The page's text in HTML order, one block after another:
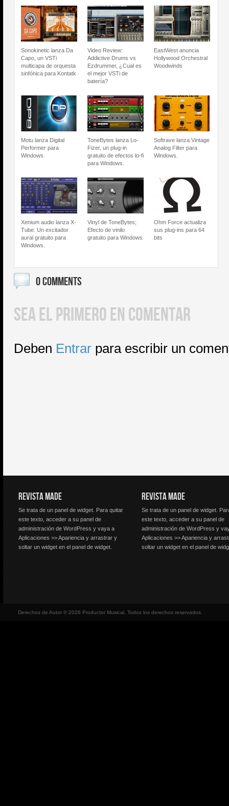
Sonokinetic lanza Da
Capo, un VSTi
multicapa de orquesta
sinfónica para Kontatk
Video Review:
Addictive Drums vs
Ezdrummer, ¿Cual es
el mejor VSTi de
batería?
EastWest anuncia
Hollywood Orchestral
Woodwinds
Motu lanza Digital
Performer para
Windows
ToneBytes lanza Lo-
Fizer, un plug-in
gratuito de efectos lo-fi
para Windows.
Softrave lanza Vintage
Analog Filter para
Windows.
Xenium audio lanza X-
Tube: Un excitador
aural gratuito para
Windows.
Vinyl de ToneBytes;
Efecto de vinilo
gratuito para Windows
Ohm Force actualiza
sus plug-ins para 64
bits
0 COMMENTS
SEA EL PRIMERO EN COMENTAR
Deben Entrar para escribir un
REVISTA MADE
Se trata de un panel de widget. Para quitar
este texto, acceder a su panel de
administración de WordPress y vaya a
Aplicaciones >> Apariencia y arrastrar y
soltar un widget en el panel de widget.
REVISTA MADE
Se trata de un panel de widget.
este texto, acceder a su panel de
administración de WordPress y
Aplicaciones >> Apariencia y
soltar un widget en el panel de
Derechos de Autor © 2026 Productor Musical, Todos los derechos reservados.